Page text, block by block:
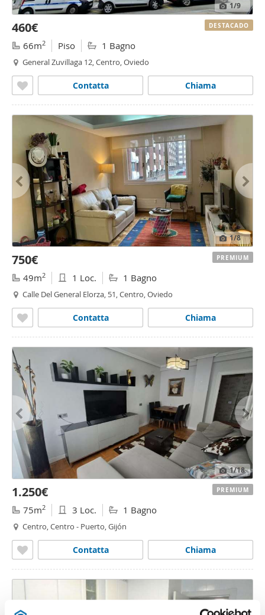
1/9
460€
66m2 Piso 1 Bagno
General Zuvillaga 12, Centro, Oviedo
Chiama
Contatta
DESTACADO
1/8
750€
49m2 1 Loc. 1 Bagno
Calle Del General Elorza, 51, Centro, Oviedo
Chiama
Contatta
PREMIUM
1/18
1.250€
75m2 3 Loc. 1 Bagno
Centro, Centro - Puerto, Gijón
Chiama
Contatta
PREMIUM